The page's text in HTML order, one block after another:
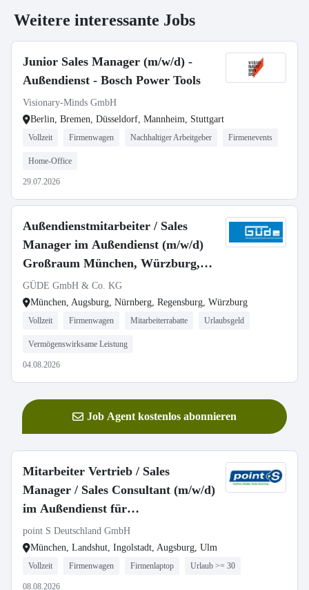
Weitere interessante Jobs
Junior Sales Manager (m/w/d) -
Außendienst - Bosch Power Tools
Visionary-Minds GmbH
Berlin, Bremen, Düsseldorf, Mannheim, Stuttgart
Vollzeit Firmenwagen Nachhaltiger Arbeitgeber Firmenevents
Home-Office
29.07.2026
Außendienstmitarbeiter / Sales
Manager im Außendienst (m/w/d)
Großraum München, Würzburg,
Regensburg, Nürnberg, Augsburg
GÜDE GmbH & Co. KG
München, Augsburg, Nürnberg, Regensburg, Würzburg
Vollzeit Firmenwagen Mitarbeiterrabatte Urlaubsgeld
Vermögenswirksame Leistung
04.08.2026
Job Agent kostenlos abonnieren
Mitarbeiter Vertrieb / Sales
Manager / Sales Consultant (m/w/d)
im Außendienst für
Postleitzahlbereich 8
point S Deutschland GmbH
München, Landshut, Ingolstadt, Augsburg, Ulm
Vollzeit Firmenwagen Firmenlaptop Urlaub >= 30
08.08.2026